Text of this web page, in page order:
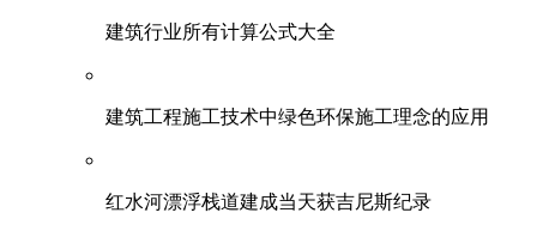
建筑行业所有计算公式大全
建筑工程施工技术中绿色环保施工理念的应用
红水河漂浮栈道建成当天获吉尼斯纪录